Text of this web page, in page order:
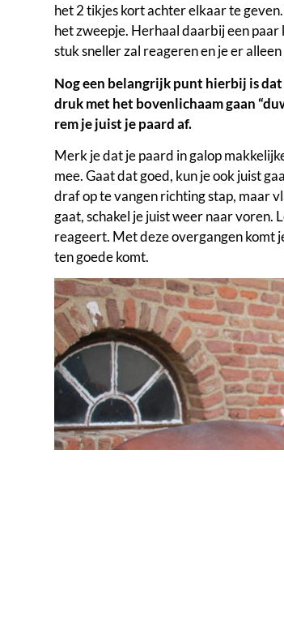
het 2 tikjes kort achter elkaar te
het zweepje. Herhaal daarbij een
stuk sneller zal reageren en je er
Nog een belangrijk punt hierbij is
druk met het bovenlichaam gaan
rem je juist je paard af.
Merk je dat je paard in galop
mee. Gaat dat goed, kun je ook juist
draf op te vangen richting stap, maar
gaat, schakel je juist weer naar voren.
reageert. Met deze overgangen komt
ten goede komt.